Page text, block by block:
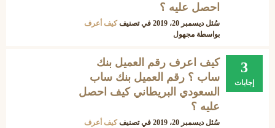
احصل عليه ؟
سُئل ديسمبر 20، 2019 في تصنيفكيف أعرف
بواسطة مجهول
3
إجابات
كيف اعرف رقم العميل بنك
ساب ؟ رقم العميل بنك ساب
السعودي البريطاني كيف احصل
عليه ؟
سُئل ديسمبر 20، 2019 في تصنيفكيف أعرف